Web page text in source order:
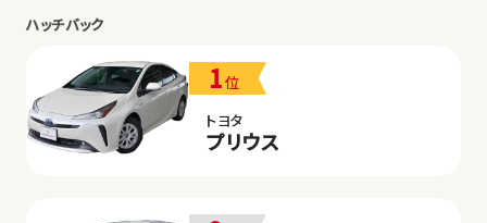
ハッチバック
1位
トヨタ
プリウス